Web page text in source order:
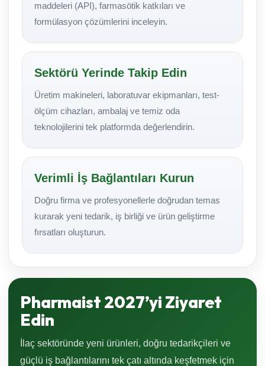
maddeleri (API), farmasötik katkıları ve
formülasyon çözümlerini inceleyin.
Sektörü Yerinde Takip Edin
Üretim makineleri, laboratuvar ekipmanları, test-
ölçüm cihazları, ambalaj ve temiz oda
teknolojilerini tek platformda değerlendirin.
Verimli İş Bağlantıları Kurun
Doğru firma ve profesyonellerle doğrudan temas
kurarak yeni tedarik, iş birliği ve ürün geliştirme
fırsatları oluşturun.
Pharmaist 2027’yi Ziyaret
Edin
İlaç sektöründe yeni ürünleri, doğru tedarikçileri ve
güçlü iş bağlantılarını tek çatı altında keşfetmek için